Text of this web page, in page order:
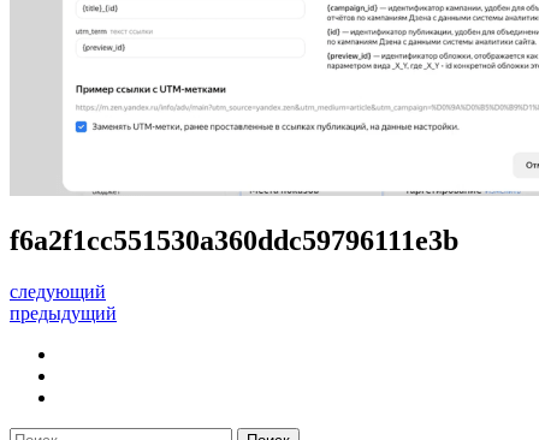
f6a2f1cc551530a360ddc59796111e3b
следующий
предыдущий